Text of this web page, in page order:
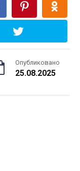
Опубликовано
25.08.2025